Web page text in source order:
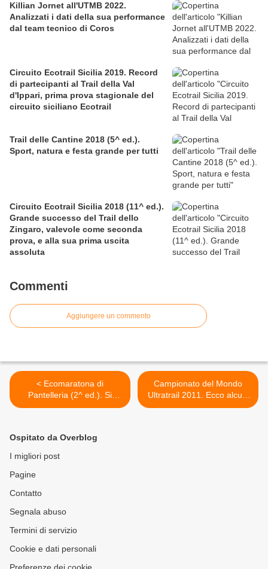
Killian Jornet all'UTMB 2022.
Analizzati i dati della sua performance
dal team tecnico di Coros
Circuito Ecotrail Sicilia 2019. Record
di partecipanti al Trail della Val
d'Ippari, prima prova stagionale del
circuito siciliano Ecotrail
Trail delle Cantine 2018 (5^ ed.).
Sport, natura e festa grande per tutti
Circuito Ecotrail Sicilia 2018 (11^ ed.).
Grande successo del Trail dello
Zingaro, valevole come seconda
prova, e alla sua prima uscita
assoluta
Commenti
Aggiungere un commento
< Ecomaratona di
Pantelleria (2^ ed.). Si
svolgerà il prossimo 4
testimonial e Sagra dello
Zibibbo in Piazza Castello
Campionato del Mondo
Ultratrail 2011. Ecco alcuni
video del IAU Trail World
Ospitato da Overblog
I migliori post
Pagine
Contatto
Segnala abuso
Termini di servizio
Cookie e dati personali